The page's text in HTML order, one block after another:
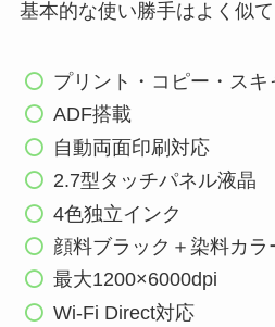
基本的な使い勝手はよく似て
プリント・コピー・スキ
ADF搭載
自動両面印刷対応
2.7型タッチパネル液晶
4色独立インク
顔料ブラック＋染料カラ
最大1200×6000dpi
Wi-Fi Direct対応